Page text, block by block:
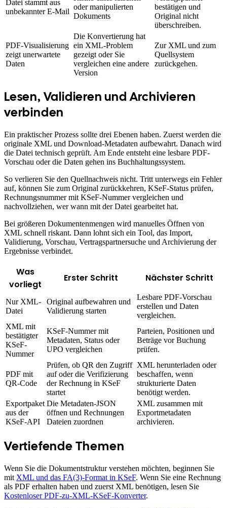
Datei stammt aus
unbekannter E-Mail
oder manipulierten
Dokuments
bestätigen und
Original nicht
überschreiben.
PDF-Visualisierung
zeigt unerwartete
Daten
Die Konvertierung hat
ein XML-Problem
gezeigt oder Sie
vergleichen eine andere
Version
Zur XML und zum
Quellsystem
zurückgehen.
Lesen, Validieren und Archivieren
verbinden
Ein praktischer Prozess sollte drei Ebenen haben. Zuerst werden die
originale XML und Download-Metadaten aufbewahrt. Danach wird
die Datei technisch geprüft. Am Ende entsteht eine lesbare PDF-
Vorschau oder die Daten gehen ins Buchhaltungssystem.
So verlieren Sie den Quellnachweis nicht. Tritt unterwegs ein Fehler
auf, können Sie zum Original zurückkehren, KSeF-Status prüfen,
Rechnungsnummer mit KSeF-Nummer vergleichen und
nachvollziehen, wer wann mit der Datei gearbeitet hat.
Bei größeren Dokumentenmengen wird manuelles Öffnen von
XML schnell riskant. Dann lohnt sich ein Tool, das Import,
Validierung, Vorschau, Vertragspartnersuche und Archivierung der
Ergebnisse verbindet.
Was
vorliegt
Erster Schritt Nächster Schritt
Nur XML-
Datei
Original aufbewahren und
Validierung starten
Lesbare PDF-Vorschau
erstellen und Daten
vergleichen.
XML mit
bestätigter
KSeF-
Nummer
KSeF-Nummer mit
Metadaten, Status oder
UPO vergleichen
Parteien, Positionen und
Beträge vor Buchung
prüfen.
PDF mit
QR-Code
Prüfen, ob QR den Zugriff
auf oder die Verifizierung
der Rechnung in KSeF
startet
XML herunterladen oder
beschaffen, wenn
strukturierte Daten
benötigt werden.
Exportpaket
aus der
KSeF-API
Die Metadaten-JSON
öffnen und Rechnungen
Dateien zuordnen
XML zusammen mit
Exportmetadaten
archivieren.
Vertiefende Themen
Wenn Sie die Dokumentstruktur verstehen möchten, beginnen Sie
mit XML und das FA(3)-Format in KSeF. Wenn Sie eine Rechnung
als PDF erhalten haben und zuerst XML benötigen, lesen Sie
Kostenloser PDF-zu-XML-KSeF-Konverter.